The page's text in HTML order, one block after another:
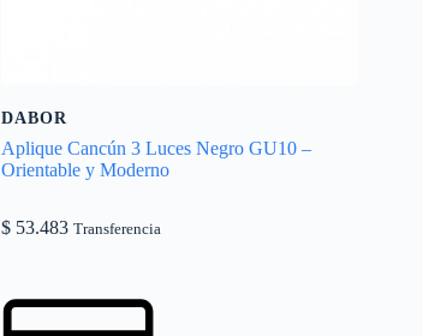
DABOR
Aplique Cancún 3 Luces Negro GU10 –
Orientable y Moderno
$53.483 Transferencia